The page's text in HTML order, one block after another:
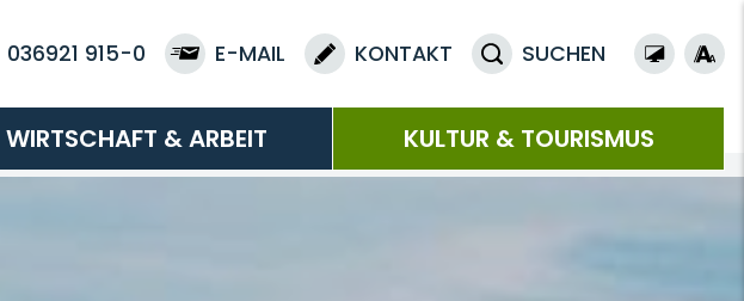
036921 915-0 E-MAIL KONTAKT SUCHEN
WIRTSCHAFT & ARBEIT KULTUR & TOURISMUS